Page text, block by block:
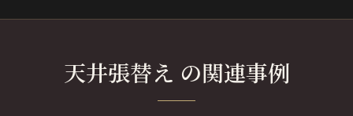
天井張替え の関連事例